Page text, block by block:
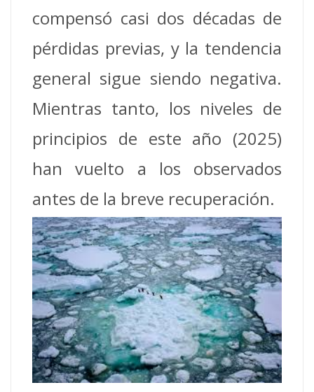
compensó casi dos décadas de
pérdidas previas, y la tendencia
general sigue siendo negativa.
Mientras tanto, los niveles de
principios de este año (2025)
han vuelto a los observados
antes de la breve recuperación.